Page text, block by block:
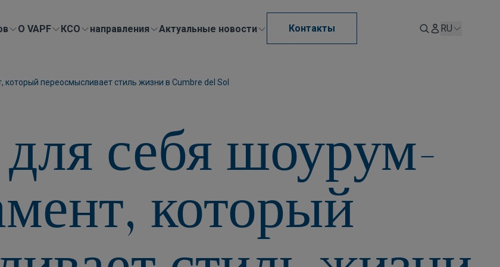
О VAPF КСО направления Актуальные новости Контакты RU
переосмысливает стиль жизни в Cumbre del Sol
себя шоурум-
который